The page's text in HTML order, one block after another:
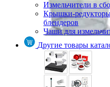
Измельчители в
Крышки-
блендеров
Чаши для
Другие товары